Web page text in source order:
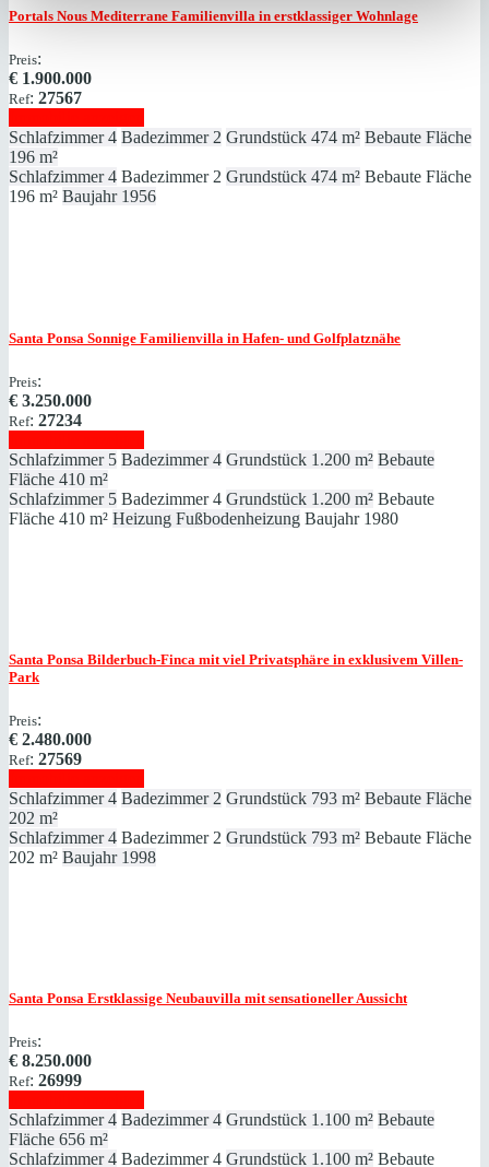
Portals Nous Mediterrane Familienvilla in erstklassiger Wohnlage
Preis:
€ 1.900.000
Ref: 27567
Schlafzimmer 4 Badezimmer 2 Grundstück 474 m² Bebaute Fläche
196 m²
Schlafzimmer 4 Badezimmer 2 Grundstück 474 m² Bebaute Fläche
196 m² Baujahr 1956
Santa Ponsa Sonnige Familienvilla in Hafen- und Golfplatznähe
Preis:
€ 3.250.000
Ref: 27234
Schlafzimmer 5 Badezimmer 4 Grundstück 1.200 m² Bebaute
Fläche 410 m²
Schlafzimmer 5 Badezimmer 4 Grundstück 1.200 m² Bebaute
Fläche 410 m² Heizung Fußbodenheizung Baujahr 1980
Santa Ponsa Bilderbuch-Finca mit viel Privatsphäre in exklusivem Villen-
Park
Preis:
€ 2.480.000
Ref: 27569
Schlafzimmer 4 Badezimmer 2 Grundstück 793 m² Bebaute Fläche
202 m²
Schlafzimmer 4 Badezimmer 2 Grundstück 793 m² Bebaute Fläche
202 m² Baujahr 1998
Santa Ponsa Erstklassige Neubauvilla mit sensationeller Aussicht
Preis:
€ 8.250.000
Ref: 26999
Schlafzimmer 4 Badezimmer 4 Grundstück 1.100 m² Bebaute
Fläche 656 m²
Schlafzimmer 4 Badezimmer 4 Grundstück 1.100 m² Bebaute